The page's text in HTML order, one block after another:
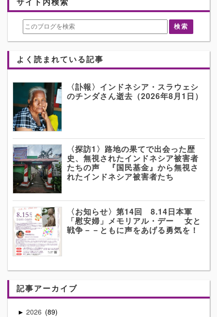
よく読まれている記事
〈訃報〉インドネシア・スラウェシ
のチンダさん逝去（2026年8月1日）
〈探訪1〉路地の果てで出会った歴
史、無視されたインドネシア被害者
たちの声 『国民基金』から無視さ
れたインドネシア被害者たち
〈お知らせ〉第14回 8.14日本軍
「慰安婦」メモリアル・デー 女と
戦争－－ともに声をあげる勇気を！
記事アーカイブ
► 2026 89